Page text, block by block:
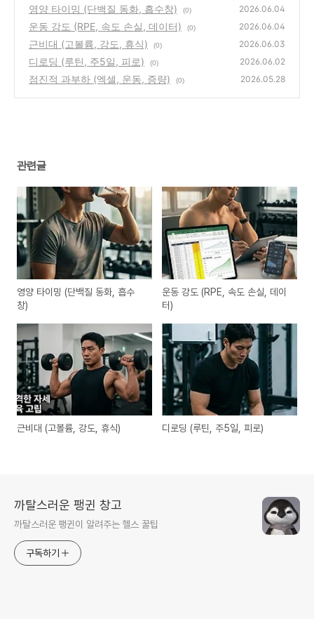
영양 타이밍 (단백질 동화, 흡수창) (0) 2026.06.04
운동 강도 (RPE, 속도 손실, 데이터) (0) 2026.06.04
근비대 (고볼륨, 강도, 휴식) (0) 2026.06.03
디로딩 (루틴, 주5일, 피로) (0) 2026.06.02
점진적 과부하 (엑셀, 운동, 증량) (0) 2026.05.28
관련글
영양 타이밍 (단백질 동화, 흡수
창)
운동 강도 (RPE, 속도 손실, 데이
터)
근비대 (고볼륨, 강도, 휴식) 디로딩 (루틴, 주5일, 피로)
까탈스러운 팽귄 창고
까탈스러운 팽귄이 알려주는 헬스 꿀팁
구독하기